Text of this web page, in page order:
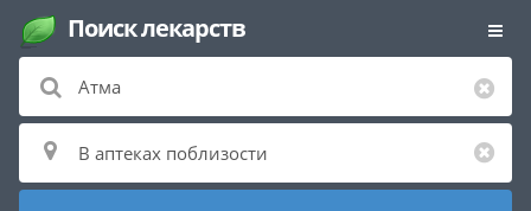
Поиск лекарств